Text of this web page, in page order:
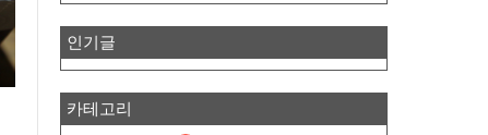
인기글
카테고리